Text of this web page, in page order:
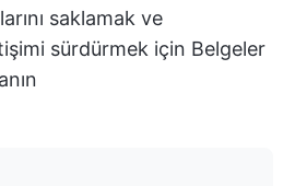
saklamak ve
sürdürmek için Belgeler